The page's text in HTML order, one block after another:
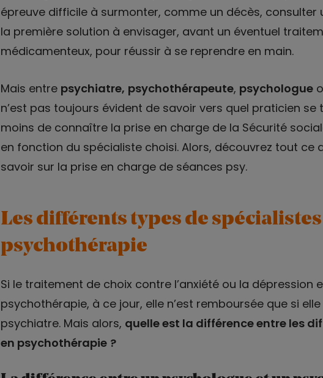
épreuve difficile à surmonter, comme un décès, consulter
la première solution à envisager, avant un éventuel
médicamenteux, pour réussir à se reprendre en main.
Mais entre psychiatre, psychothérapeute, psychologue
n’est pas toujours évident de savoir vers quel praticien se
moins de connaître la prise en charge de la Sécurité
en fonction du spécialiste choisi. Alors, découvrez tout ce
savoir sur la prise en charge de séances psy.
Les différents types de
psychothérapie
Si le traitement de choix contre l’anxiété ou la dépression
psychothérapie, à ce jour, elle n’est remboursée que si elle
psychiatre. Mais alors, quelle est la différence entre les
en psychothérapie ?